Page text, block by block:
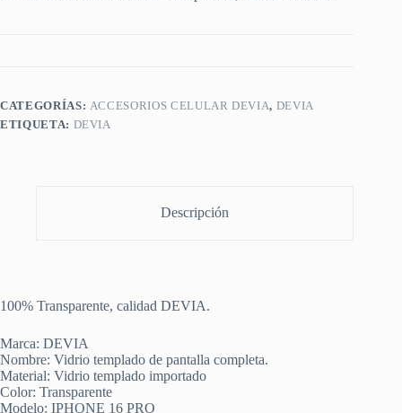
CATEGORÍAS: ACCESORIOS CELULAR DEVIA, DEVIA
ETIQUETA: DEVIA
Descripción
100% Transparente, calidad DEVIA.
Marca: DEVIA
Nombre: Vidrio templado de pantalla completa.
Material: Vidrio templado importado
Color: Transparente
Modelo: IPHONE 16 PRO